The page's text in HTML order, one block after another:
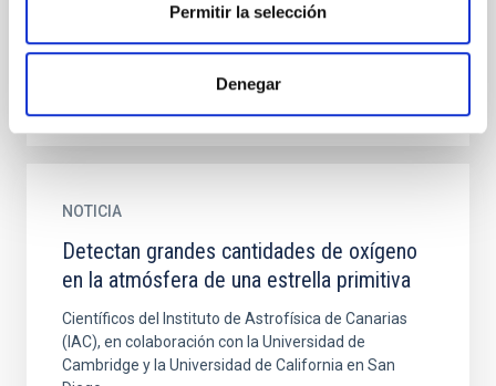
Permitir la selección
Denegar
patterns. We derive...
NOTICIA
Detectan grandes cantidades de oxígeno
en la atmósfera de una estrella primitiva
Científicos del Instituto de Astrofísica de Canarias
(IAC), en colaboración con la Universidad de
Cambridge y la Universidad de California en San